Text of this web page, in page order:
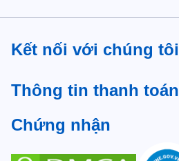
Kết nối với chúng tôi
Thông tin thanh toán
Chứng nhận